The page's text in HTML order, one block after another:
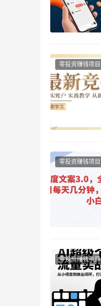
零投资赚钱项目
零投资赚钱项目
零投资赚钱项目